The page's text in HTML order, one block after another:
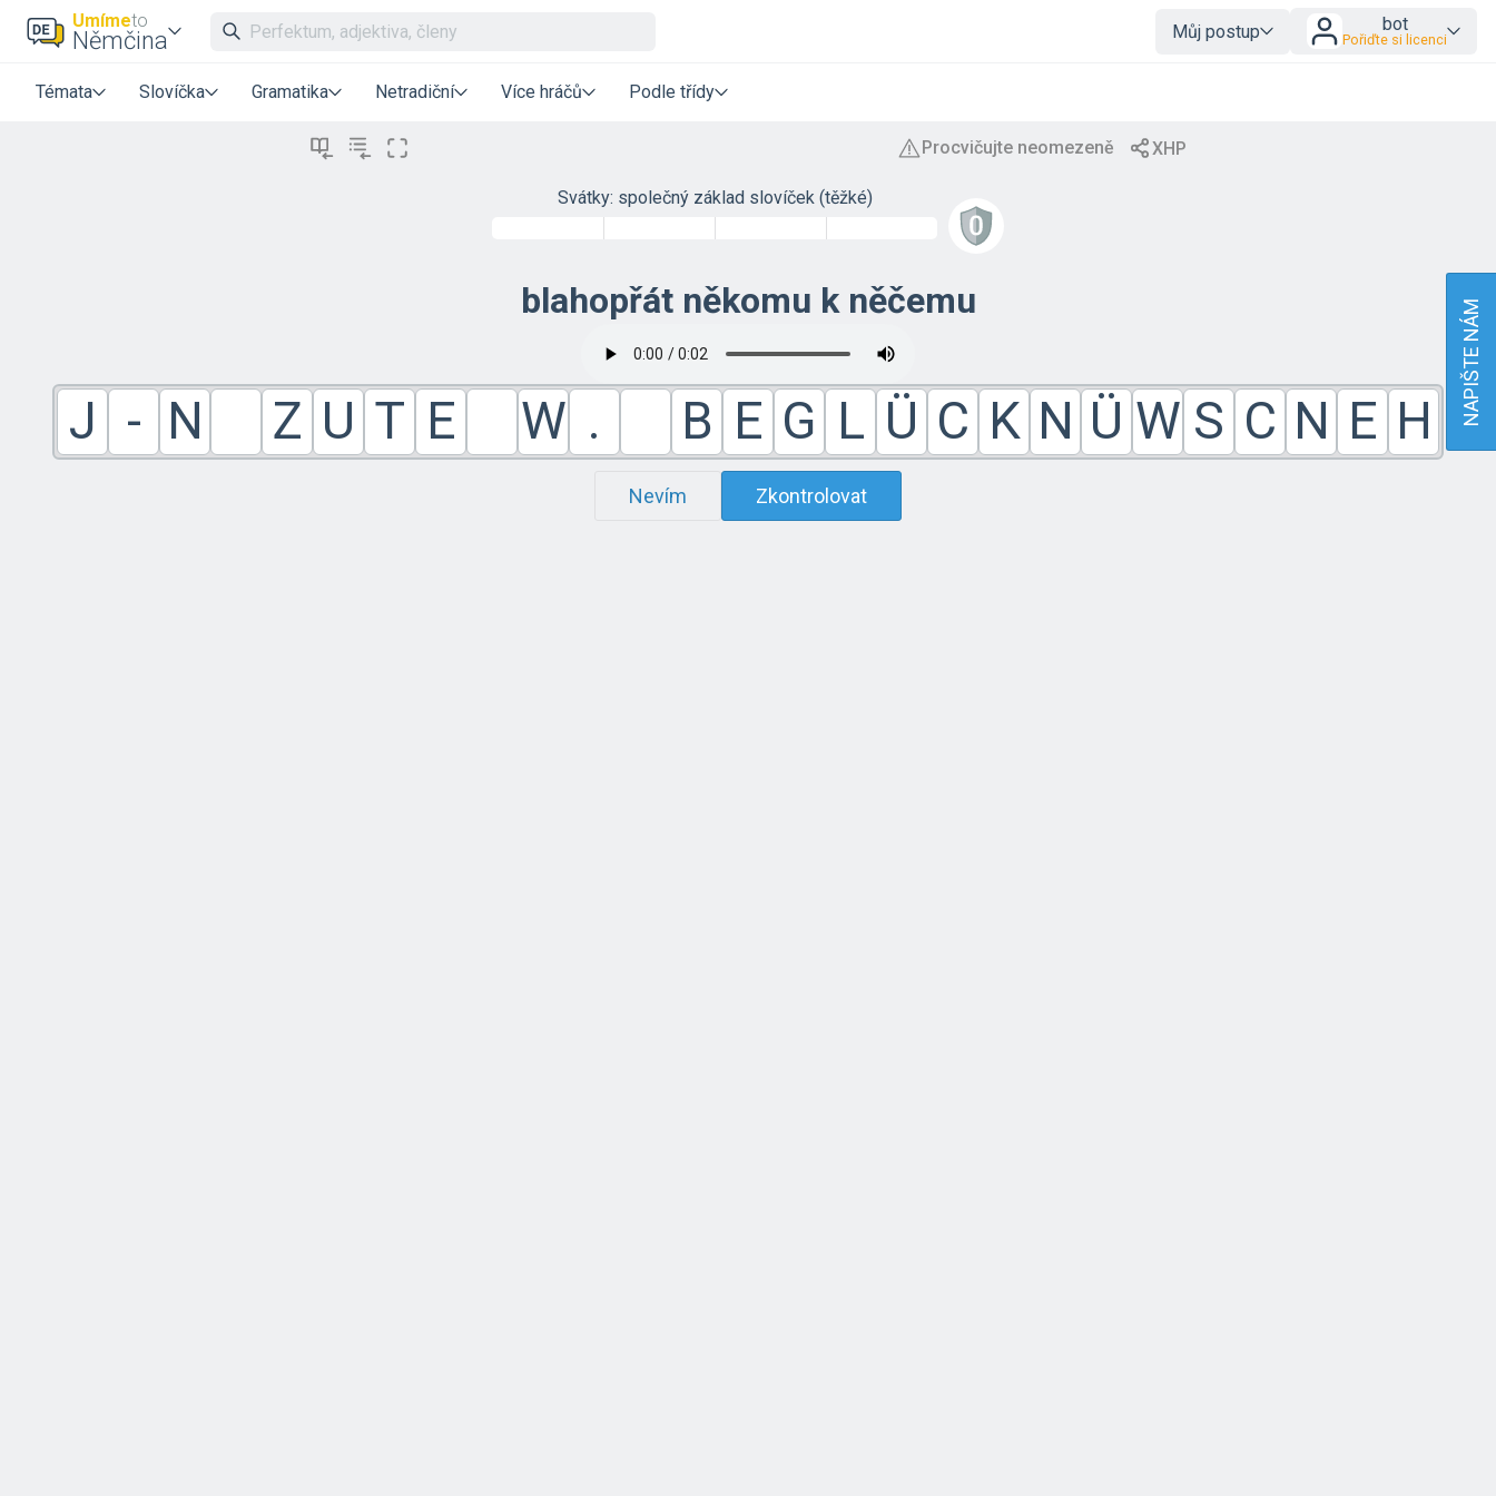
Umímeto
Němčina Můj postup bot
Pořiďte si licenci
Témata Slovíčka Gramatika Netradiční Více hráčů Podle třídy
Svátky: společný základ slovíček (těžké)
blahopřát někomu k něčemu
J - N Z U T E W . B E G L Ü C K N Ü W S C N E H
Nevím Zkontrolovat
NAPIŠTE NÁM